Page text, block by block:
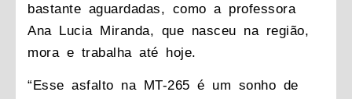
bastante aguardadas, como a professora
Ana Lucia Miranda, que nasceu na região,
mora e trabalha até hoje.
“Esse asfalto na MT-265 é um sonho de